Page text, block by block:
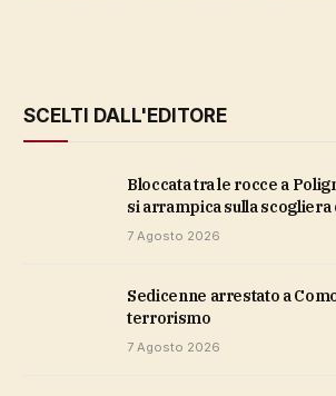
SCELTI DALL'EDITORE
Bloccata tra le rocce a Polignano a Mare, turista
si arrampica sulla scogliera
7 Agosto 2026
Sedicenne arrestato a Como con l’accusa di
terrorismo
7 Agosto 2026